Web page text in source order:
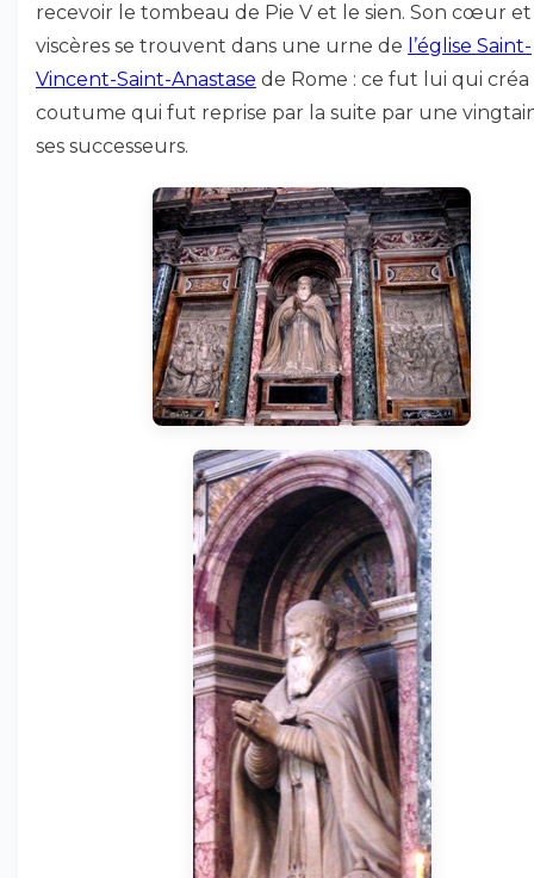
recevoir le tombeau de Pie V et le sien. Son cœur et
viscères se trouvent dans une urne de l’église Saint-
Vincent-Saint-Anastase de Rome : ce fut lui qui
coutume qui fut reprise par la suite par une
ses successeurs.